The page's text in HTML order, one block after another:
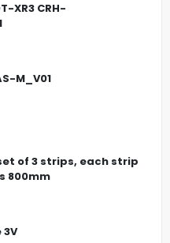
XR3 CRH-
of 3 strips, each strip
800mm